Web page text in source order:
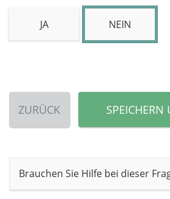
JA NEIN
ZURÜCK SPEICHERN
Brauchen Sie Hilfe bei dieser